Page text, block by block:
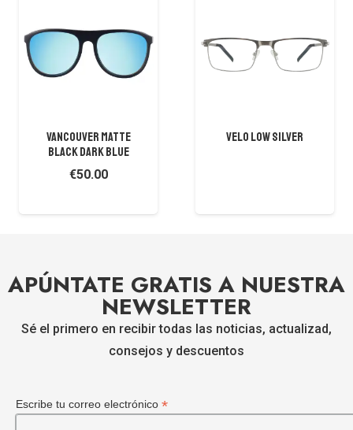
VANCOUVER MATTE
BLACK DARK BLUE
€50.00
VELO LOW SILVER
APÚNTATE GRATIS A NUESTRA
NEWSLETTER
Sé el primero en recibir todas las noticias, actualizad,
consejos y descuentos
Escribe tu correo electrónico *